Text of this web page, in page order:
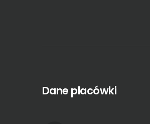
Dane placówki